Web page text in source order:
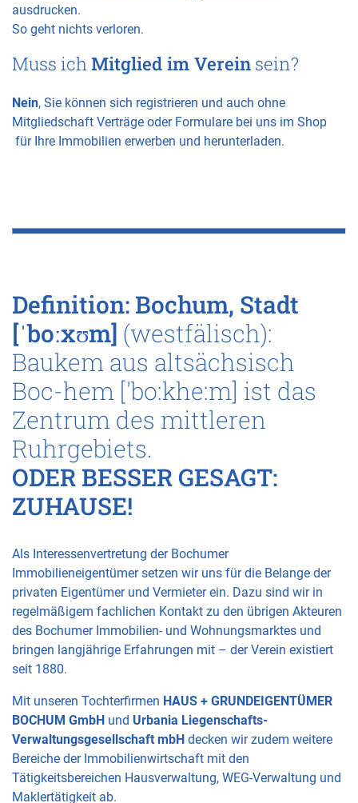
ausdrucken.
So geht nichts verloren.
Muss ichMitglied im Verein sein?
Nein, Sie können sich registrieren und auch ohne
Mitgliedschaft Verträge oder Formulare bei uns im Shop
für Ihre Immobilien erwerben und herunterladen.
Definition: Bochum, Stadt
[ˈboːxʊm] (westfälisch):
Baukem aus altsächsisch
Boc-hem ['bo:khe:m] ist das
Zentrum des mittleren
Ruhrgebiets.
ODER BESSER GESAGT:
ZUHAUSE!
Als Interessenvertretung der Bochumer
Immobilieneigentümer setzen wir uns für die Belange der
privaten Eigentümer und Vermieter ein. Dazu sind wir in
regelmäßigem fachlichen Kontakt zu den übrigen Akteuren
des Bochumer Immobilien- und Wohnungsmarktes und
bringen langjährige Erfahrungen mit – der Verein existiert
seit 1880.
Mit unseren Tochterfirmen HAUS + GRUNDEIGENTÜMER
BOCHUM GmbH und Urbania Liegenschafts-
Verwaltungsgesellschaft mbH decken wir zudem weitere
Bereiche der Immobilienwirtschaft mit den
Tätigkeitsbereichen Hausverwaltung, WEG-Verwaltung und
Maklertätigkeit ab.